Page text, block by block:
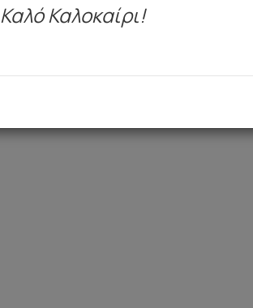
Καλό Καλοκαίρι!